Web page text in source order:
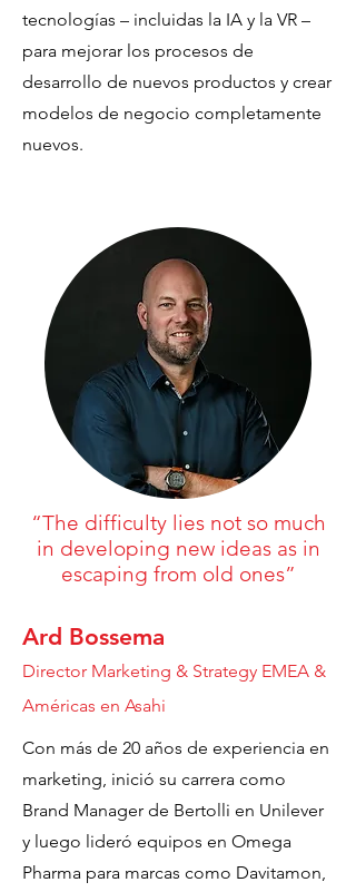
tecnologías – incluidas la IA y la VR –
para mejorar los procesos de
desarrollo de nuevos productos y crear
modelos de negocio completamente
nuevos.
“The difficulty lies not so much
in developing new ideas as in
escaping from old ones”
Ard Bossema
Director Marketing & Strategy EMEA &
Américas en Asahi
Con más de 20 años de experiencia en
marketing, inició su carrera como
Brand Manager de Bertolli en Unilever
y luego lideró equipos en Omega
Pharma para marcas como Davitamon,